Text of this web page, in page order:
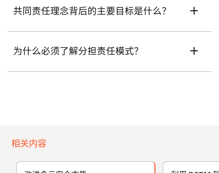
共同责任理念背后的主要目标是什么？
为什么必须了解分担责任模式？
相关内容